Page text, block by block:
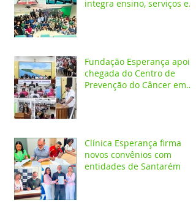
integra ensino, serviços em
Fundação Esperança apoia
chegada do Centro de
Prevenção do Câncer em
Clínica Esperança firma
novos convênios com
entidades de Santarém